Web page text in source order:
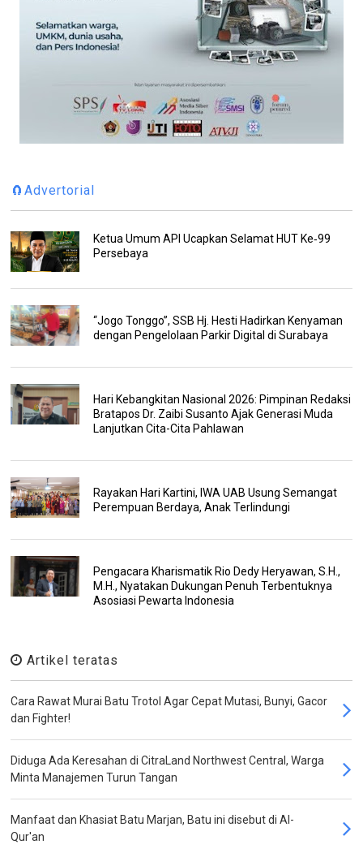
🧲Advertorial
Ketua Umum API Ucapkan Selamat HUT Ke‑99
Persebaya
“Jogo Tonggo”, SSB Hj. Hesti Hadirkan Kenyaman
dengan Pengelolaan Parkir Digital di Surabaya
Hari Kebangkitan Nasional 2026: Pimpinan Redaksi
Bratapos Dr. Zaibi Susanto Ajak Generasi Muda
Lanjutkan Cita-Cita Pahlawan
Rayakan Hari Kartini, IWA UAB Usung Semangat
Perempuan Berdaya, Anak Terlindungi
Pengacara Kharismatik Rio Dedy Heryawan, S.H.,
M.H., Nyatakan Dukungan Penuh Terbentuknya
Asosiasi Pewarta Indonesia
Artikel teratas
Cara Rawat Murai Batu Trotol Agar Cepat Mutasi, Bunyi, Gacor
dan Fighter!
Diduga Ada Keresahan di CitraLand Northwest Central, Warga
Minta Manajemen Turun Tangan
Manfaat dan Khasiat Batu Marjan, Batu ini disebut di Al-
Qur'an